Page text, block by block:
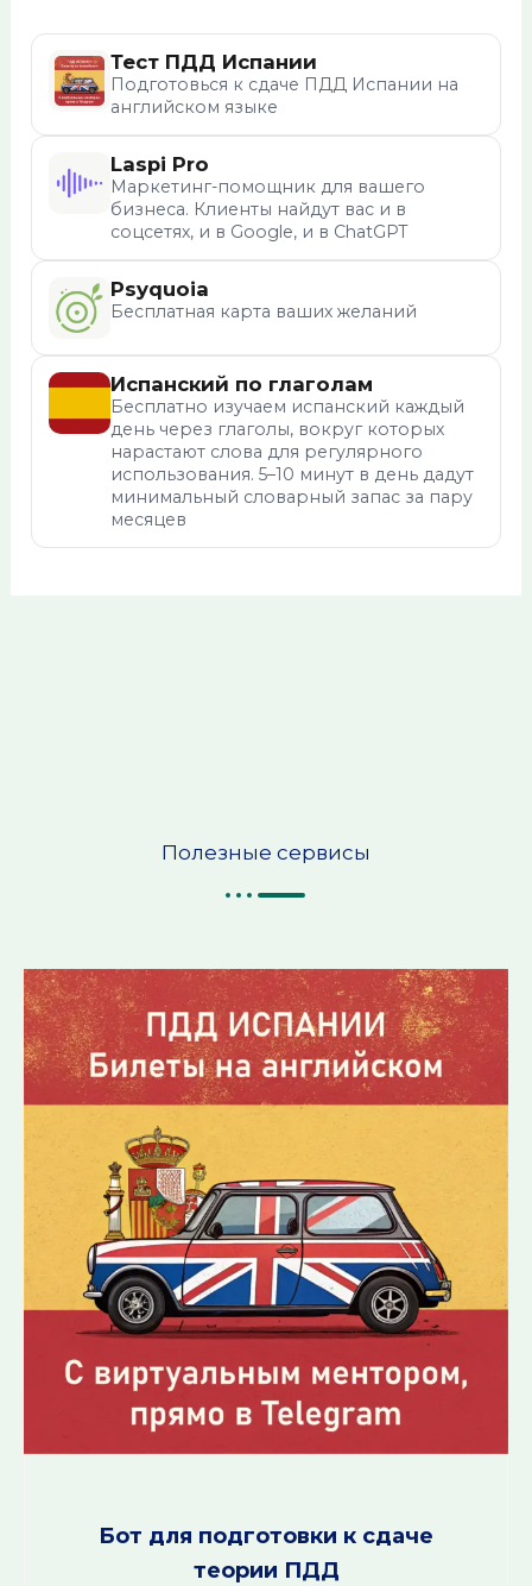
Тест ПДД Испании
Подготовься к сдаче ПДД Испании на
английском языке
Laspi Pro
Маркетинг-помощник для вашего
бизнеса. Клиенты найдут вас и в
соцсетях, и в Google, и в ChatGPT
Psyquoia
Бесплатная карта ваших желаний
Испанский по глаголам
Бесплатно изучаем испанский каждый
день через глаголы, вокруг которых
нарастают слова для регулярного
использования. 5–10 минут в день дадут
минимальный словарный запас за пару
месяцев
Полезные сервисы
Бот для подготовки к сдаче
теории ПДД